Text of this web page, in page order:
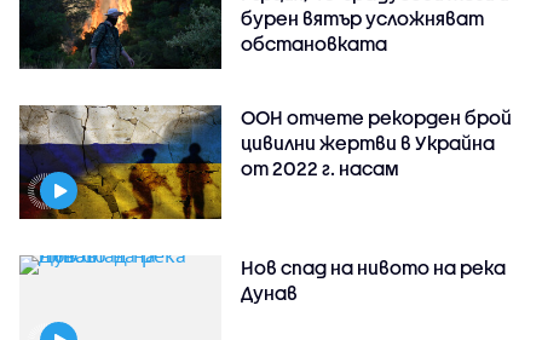
бурен вятър усложняват
обстановката
ООН отчете рекорден брой
цивилни жертви в Украйна
от 2022 г. насам
Нов спад на нивото на река
Дунав